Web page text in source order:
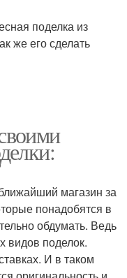
поделка из
же его сделать
магазин за
понадобятся в
обдумать. Ведь
видов поделок.
И в таком